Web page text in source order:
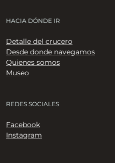
HACIA DÓNDE IR
Detalle del crucero
Desde donde navegamos
Quienes somos
Museo
REDES SOCIALES
Facebook
Instagram